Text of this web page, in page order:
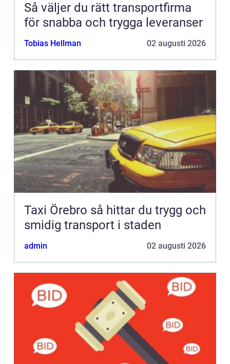
Så väljer du rätt transportfirma
för snabba och trygga leveranser
Tobias Hellman 02 augusti 2026
Taxi Örebro så hittar du trygg och
smidig transport i staden
admin 02 augusti 2026